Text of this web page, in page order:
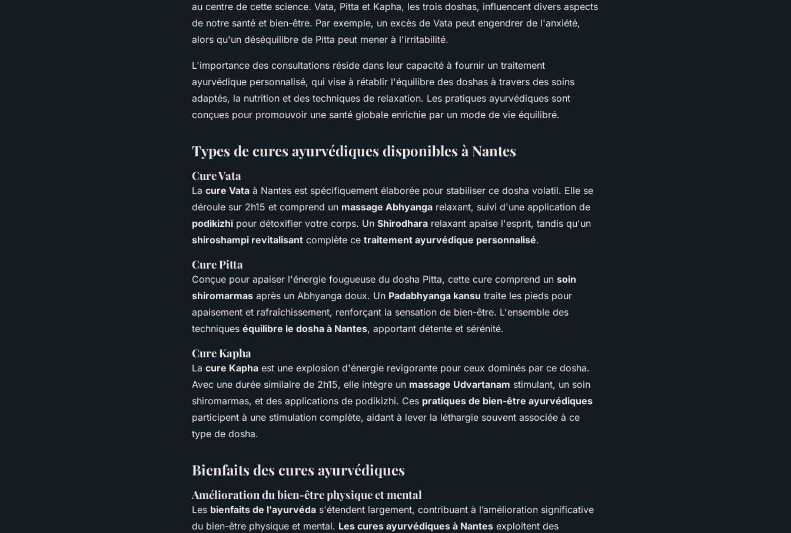
au centre de cette science. Vata, Pitta et Kapha, les trois doshas, influencent divers aspects
de notre santé et bien-être. Par exemple, un excès de Vata peut engendrer de l'anxiété,
alors qu'un déséquilibre de Pitta peut mener à l'irritabilité.
L'importance des consultations réside dans leur capacité à fournir un traitement
ayurvédique personnalisé, qui vise à rétablir l'équilibre des doshas à travers des soins
adaptés, la nutrition et des techniques de relaxation. Les pratiques ayurvédiques sont
conçues pour promouvoir une santé globale enrichie par un mode de vie équilibré.
Types de cures ayurvédiques disponibles à Nantes
Cure Vata
La cure Vata à Nantes est spécifiquement élaborée pour stabiliser ce dosha volatil. Elle se
déroule sur 2h15 et comprend un massage Abhyanga relaxant, suivi d'une application de
podikizhi pour détoxifier votre corps. Un Shirodhara relaxant apaise l'esprit, tandis qu'un
shiroshampi revitalisant complète ce traitement ayurvédique personnalisé.
Cure Pitta
Conçue pour apaiser l'énergie fougueuse du dosha Pitta, cette cure comprend un soin
shiromarmas après un Abhyanga doux. Un Padabhyanga kansu traite les pieds pour
apaisement et rafraîchissement, renforçant la sensation de bien-être. L'ensemble des
techniques équilibre le dosha à Nantes, apportant détente et sérénité.
Cure Kapha
La cure Kapha est une explosion d'énergie revigorante pour ceux dominés par ce dosha.
Avec une durée similaire de 2h15, elle intègre un massage Udvartanam stimulant, un soin
shiromarmas, et des applications de podikizhi. Ces pratiques de bien-être ayurvédiques
participent à une stimulation complète, aidant à lever la léthargie souvent associée à ce
type de dosha.
Bienfaits des cures ayurvédiques
Amélioration du bien-être physique et mental
Les bienfaits de l'ayurvéda s'étendent largement, contribuant à l’amélioration significative
du bien-être physique et mental. Les cures ayurvédiques à Nantes exploitent des